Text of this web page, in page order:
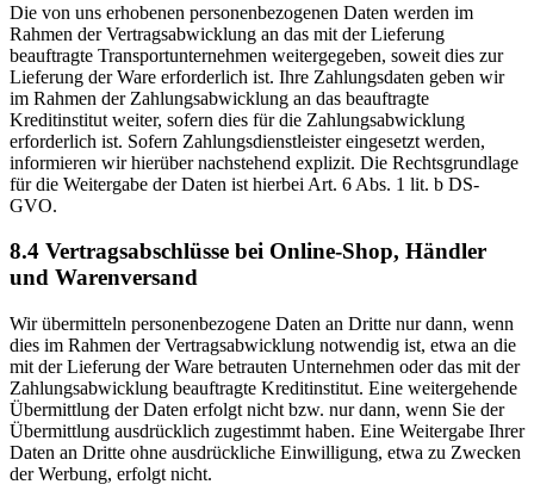
Die von uns erhobenen personenbezogenen Daten werden im
Rahmen der Vertragsabwicklung an das mit der Lieferung
beauftragte Transportunternehmen weitergegeben, soweit dies zur
Lieferung der Ware erforderlich ist. Ihre Zahlungsdaten geben wir
im Rahmen der Zahlungsabwicklung an das beauftragte
Kreditinstitut weiter, sofern dies für die Zahlungsabwicklung
erforderlich ist. Sofern Zahlungsdienstleister eingesetzt werden,
informieren wir hierüber nachstehend explizit. Die Rechtsgrundlage
für die Weitergabe der Daten ist hierbei Art. 6 Abs. 1 lit. b DS-
GVO.
8.4 Vertragsabschlüsse bei Online-Shop, Händler
und Warenversand
Wir übermitteln personenbezogene Daten an Dritte nur dann, wenn
dies im Rahmen der Vertragsabwicklung notwendig ist, etwa an die
mit der Lieferung der Ware betrauten Unternehmen oder das mit der
Zahlungsabwicklung beauftragte Kreditinstitut. Eine weitergehende
Übermittlung der Daten erfolgt nicht bzw. nur dann, wenn Sie der
Übermittlung ausdrücklich zugestimmt haben. Eine Weitergabe Ihrer
Daten an Dritte ohne ausdrückliche Einwilligung, etwa zu Zwecken
der Werbung, erfolgt nicht.